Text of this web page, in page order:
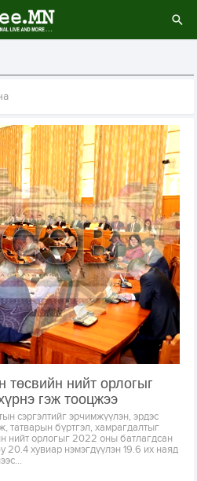
нийт орлогыг
гэж тооцжээ
сэргэлтийг эрчимжүүлэн, эрдэс
татварын бүртгэл, хамрагдалтыг
нийт орлогыг 2022 оны батлагдсан
20.4 хувиар нэмэгдүүлэн 19.6 их наяд